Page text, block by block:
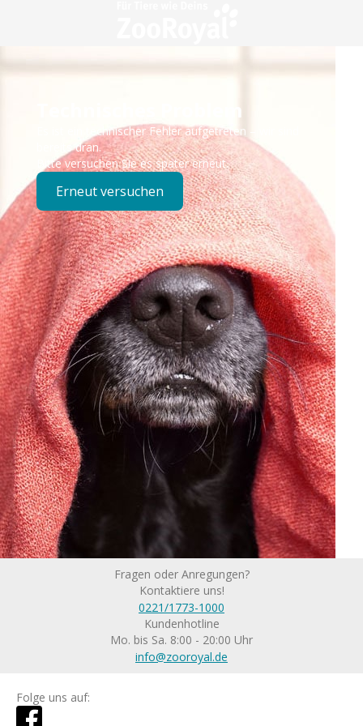
Technisches Problem
Es ist ein technischer Fehler aufgetreten – wir sind
bereits dran.
Bitte versuchen Sie es später erneut.
Erneut versuchen
Fragen oder Anregungen?
Kontaktiere uns!
0221/1773-1000
Kundenhotline
Mo. bis Sa. 8:00 - 20:00 Uhr
info@zooroyal.de
Folge uns auf: